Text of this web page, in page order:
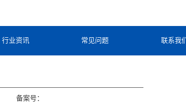
行业资讯 常见问题 联系我们
备案号：